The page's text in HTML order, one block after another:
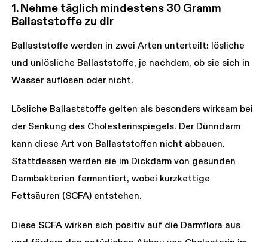
1. Nehme täglich mindestens 30 Gramm
Ballaststoffe zu dir
Ballaststoffe werden in zwei Arten unterteilt: lösliche
und unlösliche Ballaststoffe, je nachdem, ob sie sich in
Wasser auflösen oder nicht.
Lösliche Ballaststoffe gelten als besonders wirksam bei
der Senkung des Cholesterinspiegels. Der Dünndarm
kann diese Art von Ballaststoffen nicht abbauen.
Stattdessen werden sie im Dickdarm von gesunden
Darmbakterien fermentiert, wobei kurzkettige
Fettsäuren (SCFA) entstehen.
Diese SCFA wirken sich positiv auf die Darmflora aus